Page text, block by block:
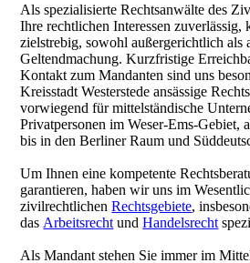
Als spezialisierte Rechtsanwälte des
Ihre rechtlichen Interessen zuverlässig,
zielstrebig, sowohl außergerichtlich als
Geltendmachung. Kurzfristige
Kontakt zum Mandanten sind uns
Kreisstadt Westerstede ansässige
vorwiegend für mittelständische
Privatpersonen im Weser-Ems-Gebiet,
bis in den Berliner Raum und
Um Ihnen eine kompetente
garantieren, haben wir uns im
zivilrechtlichenRechtsgebiete,
das Arbeitsrecht und Handelsrecht
Als Mandant stehen Sie immer im